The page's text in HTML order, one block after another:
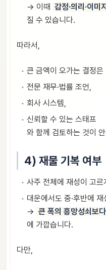
→ 이때 감정·의리·이미지
질 수 있습니다.
따라서,
큰 금액이 오가는 결정은
전문 재무·법률 조언,
회사 시스템,
신뢰할 수 있는 스태프
와 함께 검토하는 것이
4) 재물 기복 여부
사주 전체에 재성이 고
대운에서도 중·후반에
→ 큰 폭의 흥망성쇠보
에 가깝습니다.
다만,